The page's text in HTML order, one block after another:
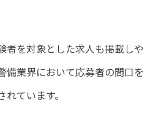
者を対象とした求人も掲載しや
備業界において応募者の間口を
ています。